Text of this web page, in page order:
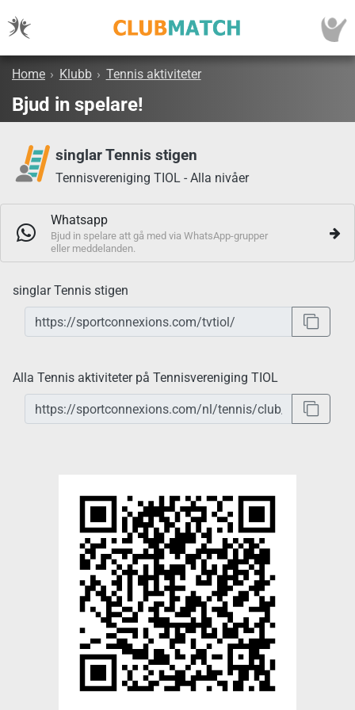
Home › Klubb › Tennis aktiviteter
Bjud in spelare!
singlar Tennis stigen
Tennisvereniging TIOL - Alla nivåer
Whatsapp
Bjud in spelare att gå med via WhatsApp-grupper
eller meddelanden.
singlar Tennis stigen
Alla Tennis aktiviteter på Tennisvereniging TIOL